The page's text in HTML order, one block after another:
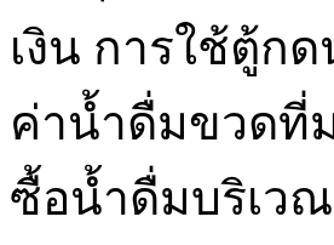
เงิน การใช้ตู้ก
ค่าน้ำดื่มขวดที่
ซื้อน้ำดื่มบริเว